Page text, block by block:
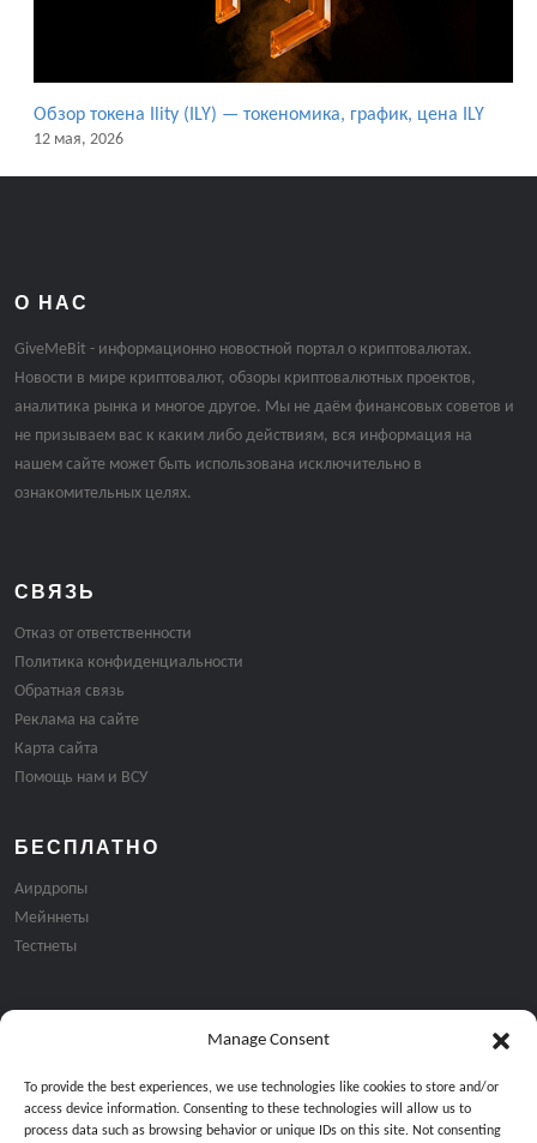
Manage Consent
To provide the best experiences, we use technologies like cookies to store and/or
access device information. Consenting to these technologies will allow us to
process data such as browsing behavior or unique IDs on this site. Not consenting
Обзор токена Ility (ILY) — токеномика, график, цена ILY
12 мая, 2026
О НАС
GiveMeBit - информационно новостной портал о криптовалютах.
Новости в мире криптовалют, обзоры криптовалютных проектов,
аналитика рынка и многое другое. Мы не даём финансовых советов и
не призываем вас к каким либо действиям, вся информация на
нашем сайте может быть использована исключительно в
ознакомительных целях.
СВЯЗЬ
Отказ от ответственности
Политика конфиденциальности
Обратная связь
Реклама на сайте
Карта сайта
Помощь нам и ВСУ
БЕСПЛАТНО
Аирдропы
Мейннеты
Тестнеты
Подписка на email рассылку: